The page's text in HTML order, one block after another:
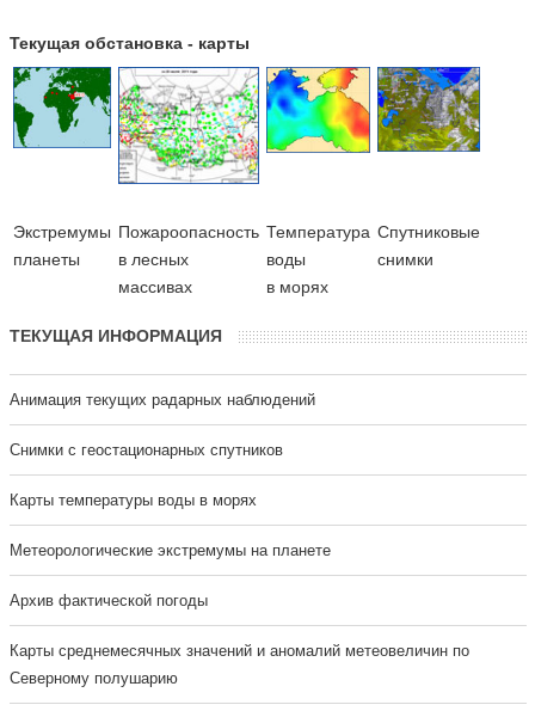
Текущая обстановка - карты
Экстремумы
планеты
Пожароопасность
в лесных
массивах
Температура
воды
в морях
Cпутниковые
снимки
ТЕКУЩАЯ ИНФОРМАЦИЯ
Анимация текущих радарных наблюдений
Cнимки с геостационарных спутников
Карты температуры воды в морях
Метеорологические экстремумы на планете
Архив фактической погоды
Карты среднемесячных значений и аномалий метеовеличин по
Северному полушарию